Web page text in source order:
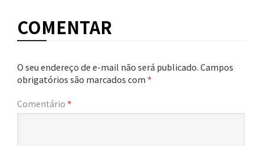
COMENTAR
O seu endereço de e-mail não será publicado.Campos
obrigatórios são marcados com*
Comentário *